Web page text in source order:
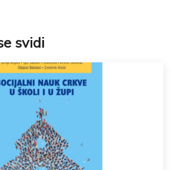
svidi